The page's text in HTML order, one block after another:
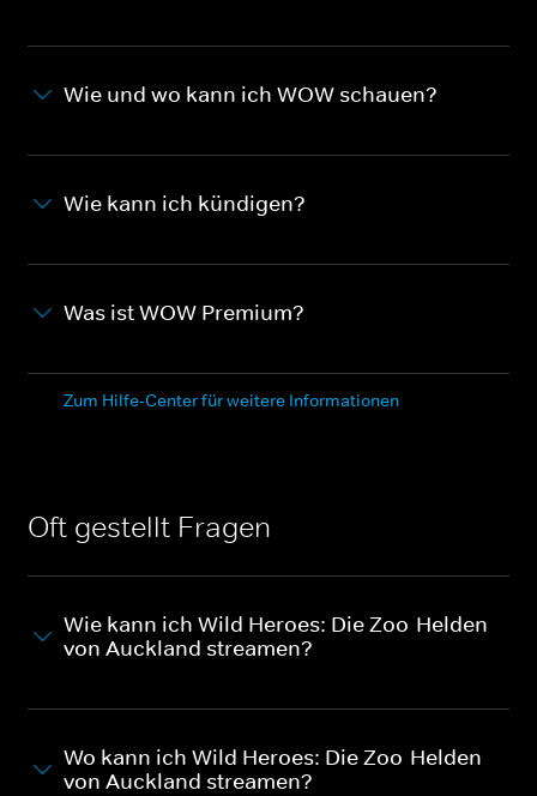
Wie und wo kann ich WOW schauen?
Wie kann ich kündigen?
Was ist WOW Premium?
Zum Hilfe-Center für weitere Informationen
Oft gestellt Fragen
Wie kann ich Wild Heroes: Die Zoo-Helden
von Auckland streamen?
Wo kann ich Wild Heroes: Die Zoo-Helden
von Auckland streamen?